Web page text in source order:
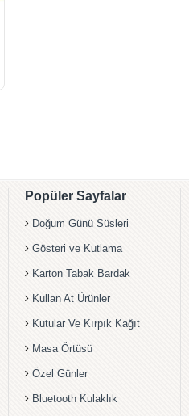
Popüler Sayfalar
Doğum Günü Süsleri
Gösteri ve Kutlama
Karton Tabak Bardak
Kullan At Ürünler
Kutular Ve Kırpık Kağıt
Masa Örtüsü
Özel Günler
Bluetooth Kulaklık